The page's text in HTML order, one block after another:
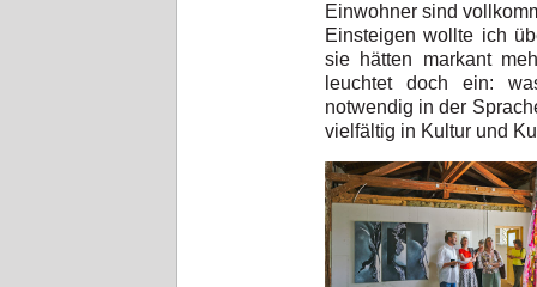
Einwohner sind
Einsteigen wollte ich
sie hätten markant
leuchtet doch ein:
notwendig in der
vielfältig in Kultur und